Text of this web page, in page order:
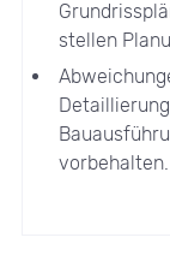
stellen
vorbehalten.